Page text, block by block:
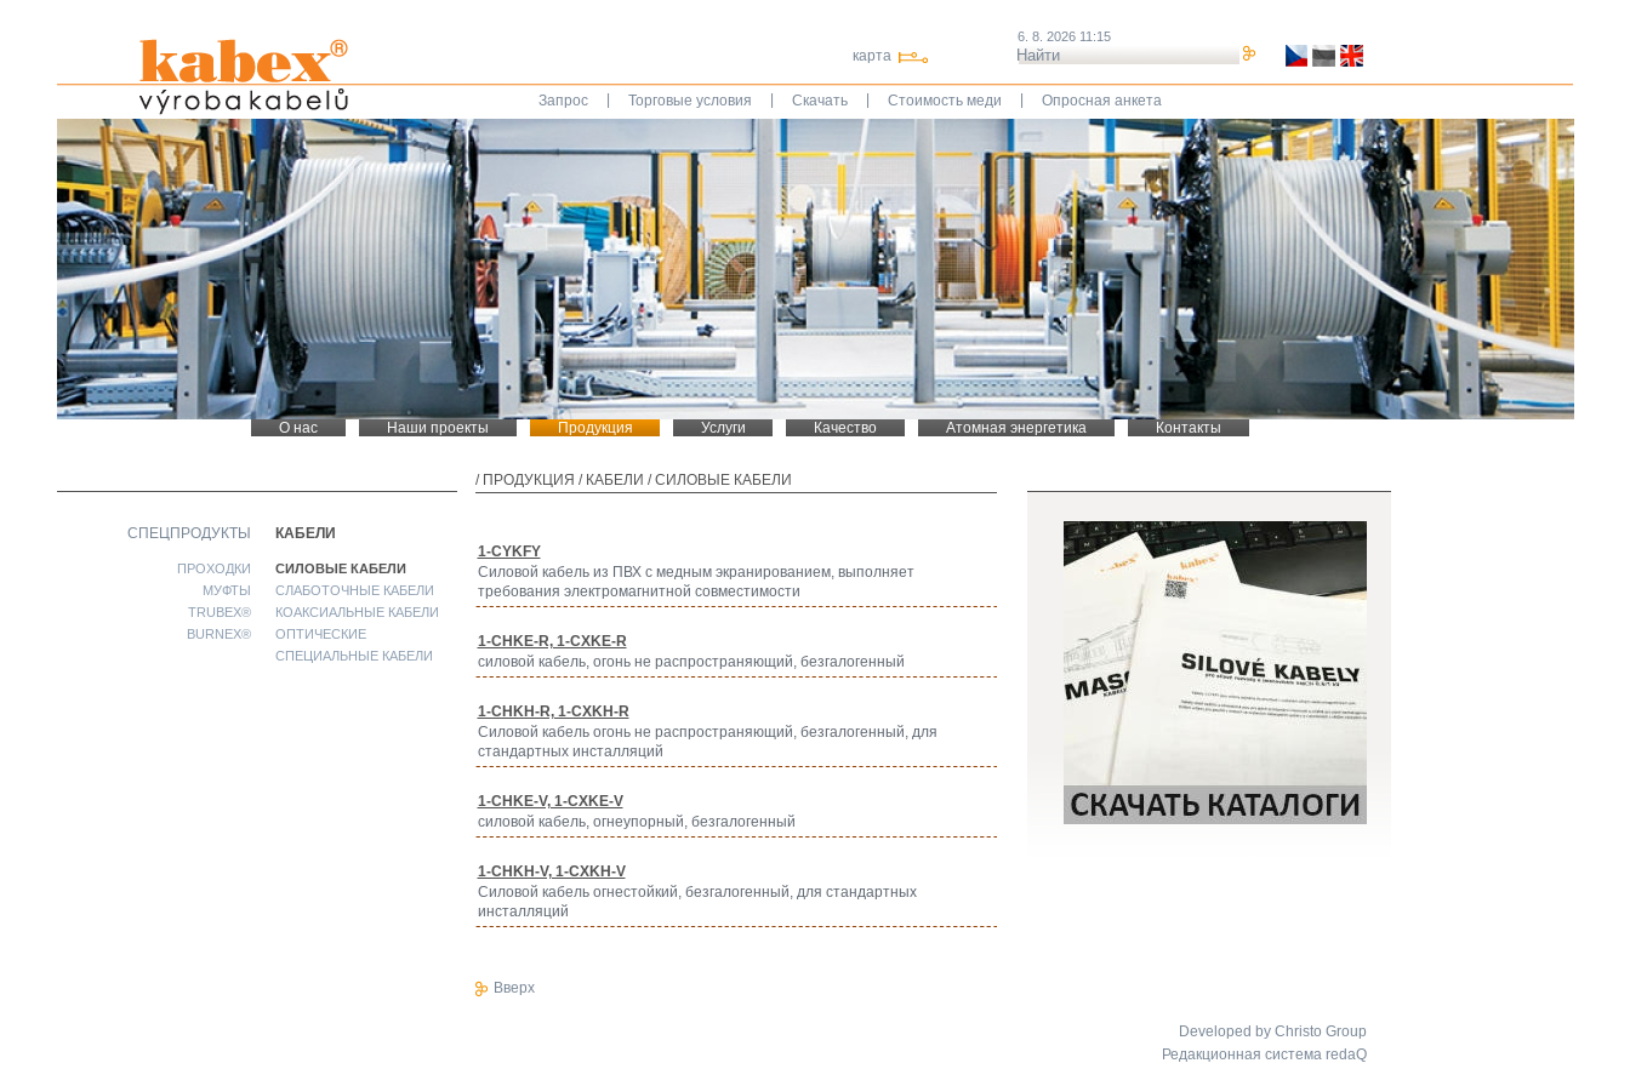
карта
6. 8. 2026 11:15
Запрос Торговые условия Скачать Стоимость меди Опросная анкета
О нас Наши проекты Продукция Услуги Качество Атомная энергетика Контакты
СПЕЦПРОДУКТЫ
ПРОХОДКИ
МУФТЫ
TRUBEX®
BURNEX®
КАБЕЛИ
СИЛОВЫЕ КАБЕЛИ
СЛАБОТОЧНЫЕ КАБЕЛИ
КОАКСИАЛЬНЫЕ КАБЕЛИ
ОПТИЧЕСКИЕ
СПЕЦИАЛЬНЫЕ КАБЕЛИ
/ ПРОДУКЦИЯ / КАБЕЛИ /СИЛОВЫЕ КАБЕЛИ
1-CYKFY
Силовой кабель из ПВХ с медным экранированием, выполняет
требования электромагнитной совместимости
1-CHKE-R, 1-CXKE-R
силовой кабель, огонь не распространяющий, безгалогенный
1-CHKH-R, 1-CXKH-R
Силовой кабель огонь не распространяющий, безгалогенный, для
стандартных инсталляций
1-CHKE-V, 1-CXKE-V
силовой кабель, огнеупорный, безгалогенный
1-CHKH-V, 1-CXKH-V
Силовой кабель огнестойкий, безгалогенный, для стандартных
инсталляций
Вверх
Developed by Christo Group
Редакционная система redaQ